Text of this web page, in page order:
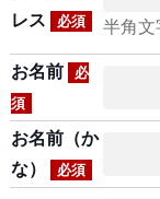
レス
必須 半角文
お名前
必
須
お名前（か
な）
必須